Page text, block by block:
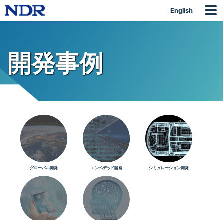
English
開発事例
グローバル開発 エンベデッド開発 シミュレーション開発